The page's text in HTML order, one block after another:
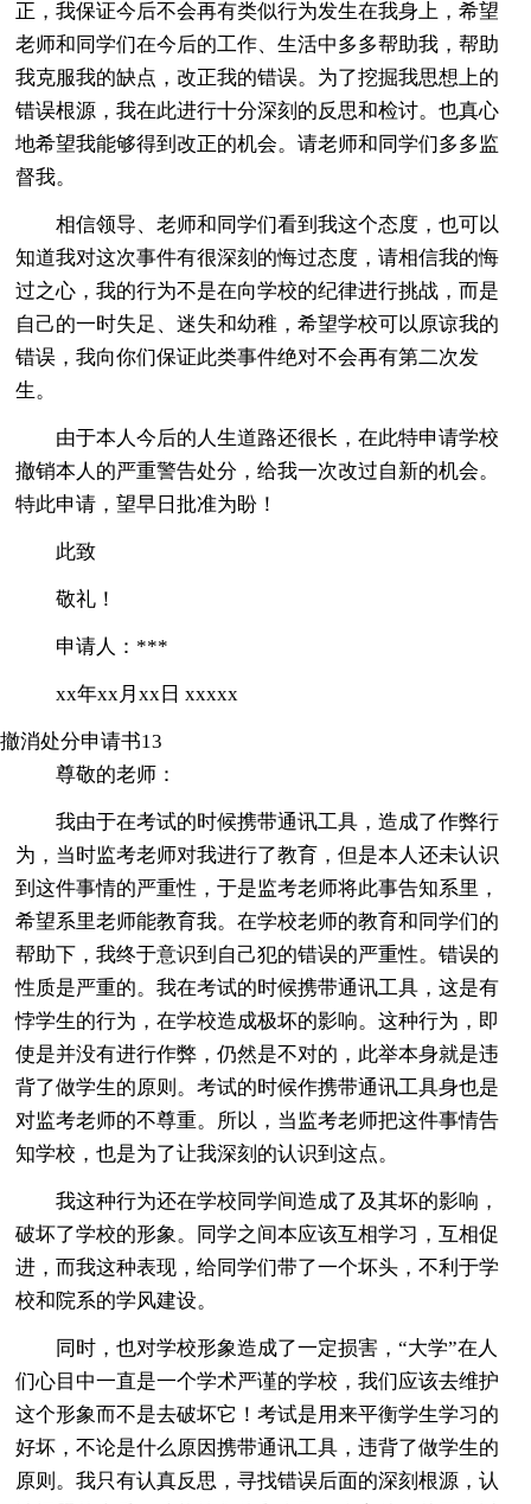
正，我保证今后不会再有类似行为发生在我身上，希望
老师和同学们在今后的工作、生活中多多帮助我，帮助
我克服我的缺点，改正我的错误。为了挖掘我思想上的
错误根源，我在此进行十分深刻的反思和检讨。也真心
地希望我能够得到改正的机会。请老师和同学们多多监
督我。
相信领导、老师和同学们看到我这个态度，也可以
知道我对这次事件有很深刻的悔过态度，请相信我的悔
过之心，我的行为不是在向学校的纪律进行挑战，而是
自己的一时失足、迷失和幼稚，希望学校可以原谅我的
错误，我向你们保证此类事件绝对不会再有第二次发
生。
由于本人今后的人生道路还很长，在此特申请学校
撤销本人的严重警告处分，给我一次改过自新的机会。
特此申请，望早日批准为盼！
此致
敬礼！
申请人：***
xx年xx月xx日 xxxxx
撤消处分申请书13
尊敬的老师：
我由于在考试的时候携带通讯工具，造成了作弊行
为，当时监考老师对我进行了教育，但是本人还未认识
到这件事情的严重性，于是监考老师将此事告知系里，
希望系里老师能教育我。在学校老师的教育和同学们的
帮助下，我终于意识到自己犯的错误的严重性。错误的
性质是严重的。我在考试的时候携带通讯工具，这是有
悖学生的行为，在学校造成极坏的影响。这种行为，即
使是并没有进行作弊，仍然是不对的，此举本身就是违
背了做学生的原则。考试的时候作携带通讯工具身也是
对监考老师的不尊重。所以，当监考老师把这件事情告
知学校，也是为了让我深刻的认识到这点。
我这种行为还在学校同学间造成了及其坏的影响，
破坏了学校的形象。同学之间本应该互相学习，互相促
进，而我这种表现，给同学们带了一个坏头，不利于学
校和院系的学风建设。
同时，也对学校形象造成了一定损害，“大学”在人
们心目中一直是一个学术严谨的学校，我们应该去维护
这个形象而不是去破坏它！考试是用来平衡学生学习的
好坏，不论是什么原因携带通讯工具，违背了做学生的
原则。我只有认真反思，寻找错误后面的深刻根源，认